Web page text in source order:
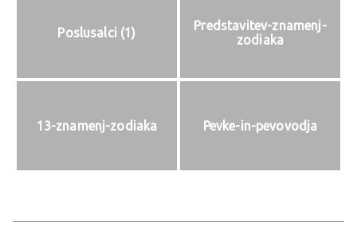
Poslusalci (1)
Predstavitev-znamenj-
zodiaka
13-znamenj-zodiaka Pevke-in-pevovodja